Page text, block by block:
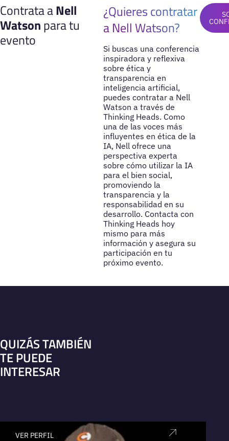
Contrata aNell
Watsonpara tu
evento
¿Quieres contratar
a Nell Watson?
Si buscas una conferencia
inspiradora y reflexiva
sobre ética y
transparencia en
inteligencia artificial,
puedes contratar a Nell
Watson a través de
Thinking Heads. Como
una de las voces más
influyentes en ética de la
IA, Nell ofrece una
perspectiva experta
sobre cómo utilizar la IA
para el bien social,
promoviendo la
transparencia y la
responsabilidad en su
desarrollo. Contacta con
Thinking Heads hoy
mismo para más
información y asegura su
participación en tu
próximo evento.
QUIZÁS TAMBIÉN
TE PUEDE
INTERESAR
VER PERFIL